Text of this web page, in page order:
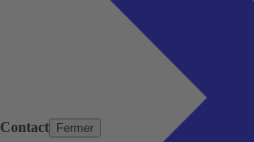
Contact Fermer